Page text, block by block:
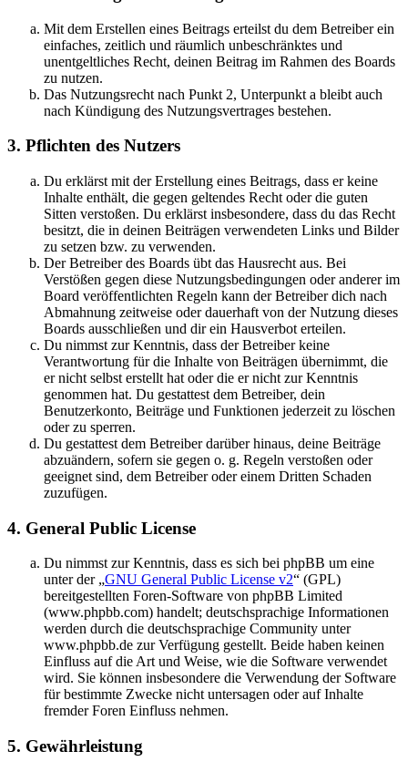
Mit dem Erstellen eines Beitrags erteilst du dem Betreiber ein
einfaches, zeitlich und räumlich unbeschränktes und
unentgeltliches Recht, deinen Beitrag im Rahmen des Boards
zu nutzen.
Das Nutzungsrecht nach Punkt 2, Unterpunkt a bleibt auch
nach Kündigung des Nutzungsvertrages bestehen.
3. Pflichten des Nutzers
Du erklärst mit der Erstellung eines Beitrags, dass er keine
Inhalte enthält, die gegen geltendes Recht oder die guten
Sitten verstoßen. Du erklärst insbesondere, dass du das Recht
besitzt, die in deinen Beiträgen verwendeten Links und Bilder
zu setzen bzw. zu verwenden.
Der Betreiber des Boards übt das Hausrecht aus. Bei
Verstößen gegen diese Nutzungsbedingungen oder anderer im
Board veröffentlichten Regeln kann der Betreiber dich nach
Abmahnung zeitweise oder dauerhaft von der Nutzung dieses
Boards ausschließen und dir ein Hausverbot erteilen.
Du nimmst zur Kenntnis, dass der Betreiber keine
Verantwortung für die Inhalte von Beiträgen übernimmt, die
er nicht selbst erstellt hat oder die er nicht zur Kenntnis
genommen hat. Du gestattest dem Betreiber, dein
Benutzerkonto, Beiträge und Funktionen jederzeit zu löschen
oder zu sperren.
Du gestattest dem Betreiber darüber hinaus, deine Beiträge
abzuändern, sofern sie gegen o. g. Regeln verstoßen oder
geeignet sind, dem Betreiber oder einem Dritten Schaden
zuzufügen.
4. General Public License
Du nimmst zur Kenntnis, dass es sich bei phpBB um eine
unter der „GNU General Public License v2“ (GPL)
bereitgestellten Foren-Software von phpBB Limited
(www.phpbb.com) handelt; deutschsprachige Informationen
werden durch die deutschsprachige Community unter
www.phpbb.de zur Verfügung gestellt. Beide haben keinen
Einfluss auf die Art und Weise, wie die Software verwendet
wird. Sie können insbesondere die Verwendung der Software
für bestimmte Zwecke nicht untersagen oder auf Inhalte
fremder Foren Einfluss nehmen.
5. Gewährleistung